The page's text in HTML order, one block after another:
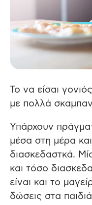
Το να είσαι
με πολλά
Υπάρχουν
μέσα στη μέρα
διασκεδαστκά.
και τόσο
είναι και το
δώσεις στα